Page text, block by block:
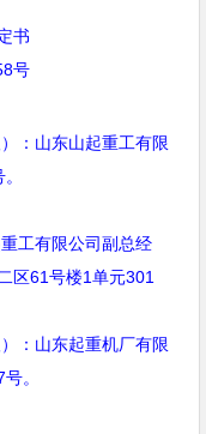
书
号
：山东山起重工有限
工有限公司副总经
区61号楼1单元301
：山东起重机厂有限
号。